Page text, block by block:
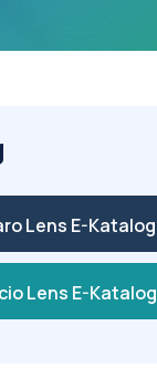
Lens E-Katalog
Lens E-Katalog